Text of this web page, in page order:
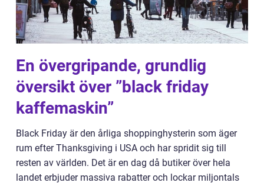
En övergripande, grundlig
översikt över ”black friday
kaffemaskin”
Black Friday är den årliga shoppinghysterin som äger
rum efter Thanksgiving i USA och har spridit sig till
resten av världen. Det är en dag då butiker över hela
landet erbjuder massiva rabatter och lockar miljontals